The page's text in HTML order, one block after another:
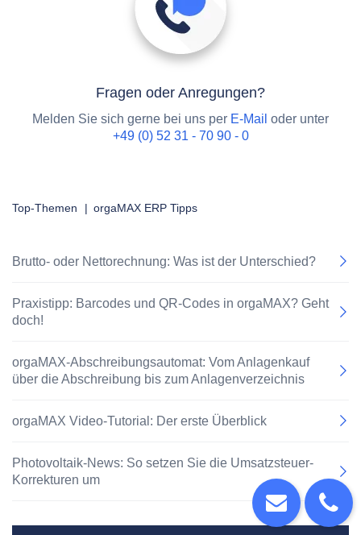
Fragen oder Anregungen?
Melden Sie sich gerne bei uns per E-Mail oder unter
+49 (0) 52 31 - 70 90 - 0
Top-Themen | orgaMAX ERP Tipps
Brutto- oder Nettorechnung: Was ist der Unterschied?
Praxistipp: Barcodes und QR-Codes in orgaMAX? Geht
doch!
orgaMAX-Abschreibungsautomat: Vom Anlagenkauf
über die Abschreibung bis zum Anlagenverzeichnis
orgaMAX Video-Tutorial: Der erste Überblick
Photovoltaik-News: So setzen Sie die Umsatzsteuer-
Korrekturen um